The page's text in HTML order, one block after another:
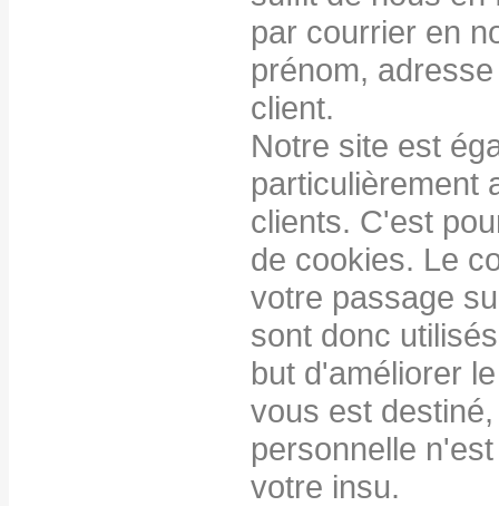
par courrier en
prénom,
client.
Notre site est
particulièrement
clients. C'est
de cookies. Le
votre passage
sont donc
but d'améliorer
vous est
personnelle
votre insu.